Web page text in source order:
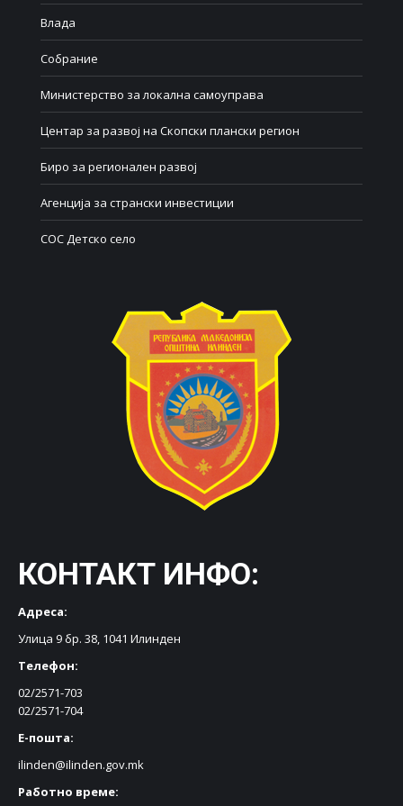
Влада
Собрание
Министерство за локална самоуправа
Центар за развој на Скопски плански регион
Биро за регионален развој
Агенција за странски инвестиции
СОС Детско село
КОНТАКТ ИНФО:
Адреса:
Улица 9 бр. 38, 1041 Илинден
Телефон:
02/2571-703
02/2571-704
Е-пошта:
ilinden@ilinden.gov.mk
Работно време: